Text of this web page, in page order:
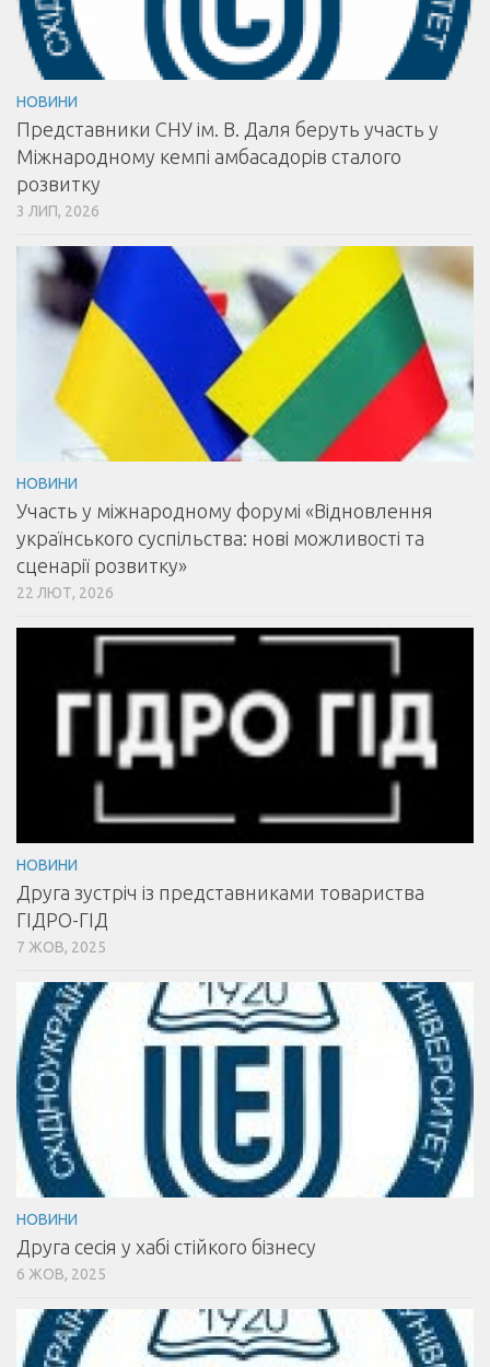
НОВИНИ
Представники СНУ ім. В. Даля беруть участь у
Міжнародному кемпі амбасадорів сталого
розвитку
3 ЛИП, 2026
НОВИНИ
Участь у міжнародному форумі «Відновлення
українського суспільства: нові можливості та
сценарії розвитку»
22 ЛЮТ, 2026
НОВИНИ
Друга зустріч із представниками товариства
ГІДРО-ГІД
7 ЖОВ, 2025
НОВИНИ
Друга сесія у хабі стійкого бізнесу
6 ЖОВ, 2025